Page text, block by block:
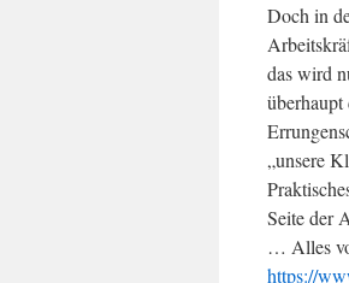
Doch in
das wird
„unsere
Seite der
… Alles
https://